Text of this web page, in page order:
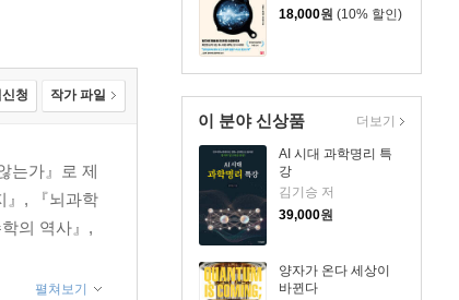
18,000원 (10% 할인)
이 분야 신상품
AI 시대 과학명리 특
강
김기승 저
39,000원
양자가 온다 세상이
바뀐다
더보기
청 작가 파일
는가』로 제
』, 『뇌과학
의 역사』,
펼쳐보기